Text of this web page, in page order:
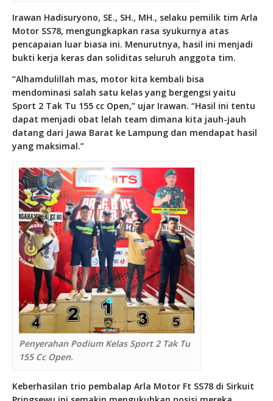
Irawan Hadisuryono, SE., SH., MH., selaku pemilik tim Arla
Motor SS78, mengungkapkan rasa syukurnya atas
pencapaian luar biasa ini. Menurutnya, hasil ini menjadi
bukti kerja keras dan soliditas seluruh anggota tim.
“Alhamdulillah mas, motor kita kembali bisa
mendominasi salah satu kelas yang bergengsi yaitu
Sport 2 Tak Tu 155 cc Open,” ujar Irawan. “Hasil ini tentu
dapat menjadi obat lelah team dimana kita jauh-jauh
datang dari Jawa Barat ke Lampung dan mendapat hasil
yang maksimal.”
Penyerahan Podium Kelas Sport 2 Tak Tu
155 Cc Open.
Keberhasilan trio pembalap Arla Motor Ft SS78 di Sirkuit